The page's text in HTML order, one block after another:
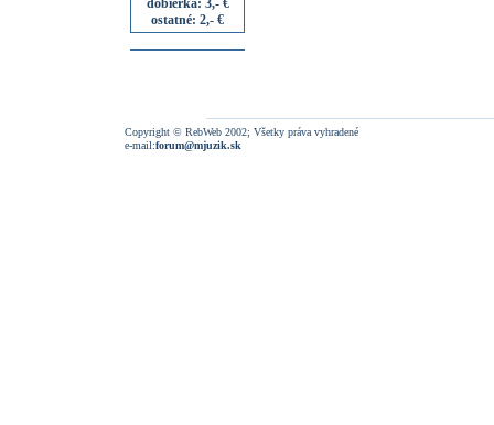
dobierka: 3,- €
ostatné: 2,- €
Copyright © RebWeb 2002; Všetky práva vyhradené
e-mail:forum@mjuzik.sk